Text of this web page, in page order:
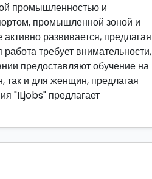
промышленностью и
промышленной зоной и
развивается, предлагая
требует внимательности,
предоставляют обучение на
так и для женщин, предлагая
"ILjobs" предлагает